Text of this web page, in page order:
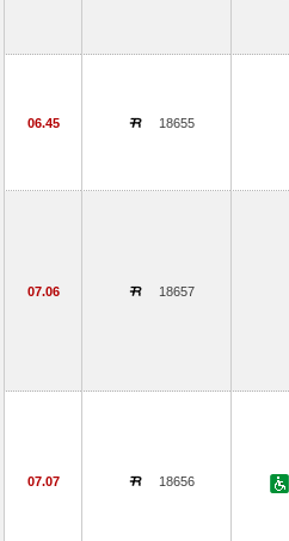
06.45 18655
07.06 18657
07.07 18656